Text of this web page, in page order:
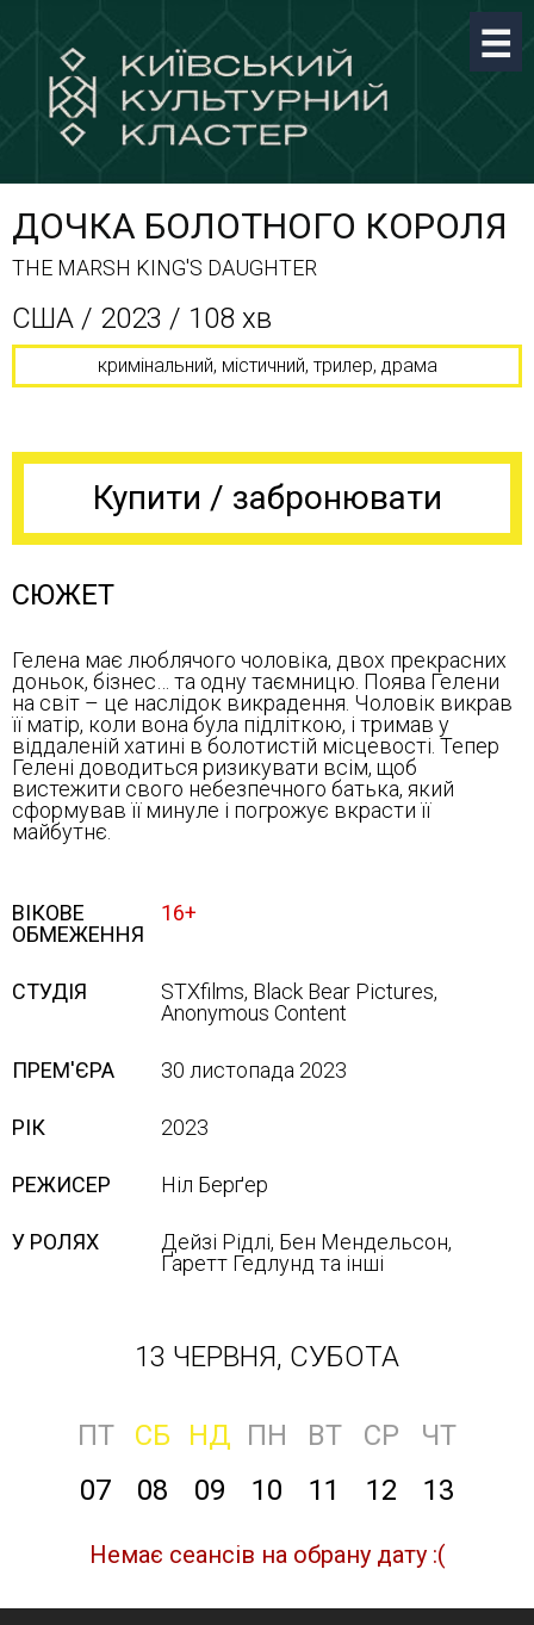
ДОЧКА БОЛОТНОГО КОРОЛЯ
THE MARSH KING'S DAUGHTER
США / 2023 / 108 хв
кримінальний, містичний, трилер, драма
Купити / забронювати
СЮЖЕТ
Гелена має люблячого чоловіка, двох прекрасних
доньок, бізнес… та одну таємницю. Поява Гелени
на світ – це наслідок викрадення. Чоловік викрав
її матір, коли вона була підліткою, і тримав у
віддаленій хатині в болотистій місцевості. Тепер
Гелені доводиться ризикувати всім, щоб
вистежити свого небезпечного батька, який
сформував її минуле і погрожує вкрасти її
майбутнє.
ВІКОВЕ
ОБМЕЖЕННЯ
16+
СТУДІЯ
STXfilms, Black Bear Pictures,
Anonymous Content
ПРЕМ'ЄРА 30 листопада 2023
РІК 2023
РЕЖИСЕР Ніл Берґер
У РОЛЯХ
Дейзі Рідлі, Бен Мендельсон,
Ґаретт Гедлунд та інші
13 ЧЕРВНЯ, СУБОТА
ПТ СБ НД ПН ВТ СР
ЧТ
07
08 09 10 11 12 13
Немає сеансів на обрану дату :(